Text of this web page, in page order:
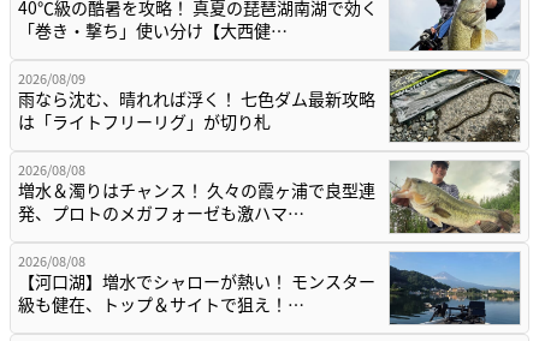
40℃級の酷暑を攻略！ 真夏の琵琶湖南湖で効く
「巻き・撃ち」使い分け【大西健…
2026/08/09
雨なら沈む、晴れれば浮く！ 七色ダム最新攻略
は「ライトフリーリグ」が切り札
2026/08/08
増水＆濁りはチャンス！ 久々の霞ヶ浦で良型連
発、プロトのメガフォーゼも激ハマ…
2026/08/08
【河口湖】増水でシャローが熱い！ モンスター
級も健在、トップ＆サイトで狙え！…